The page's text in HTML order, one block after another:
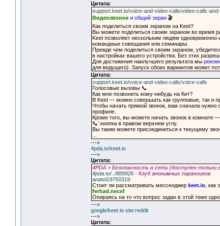
Цитата:
support.keet.io/voice-and-video-calls/video-calls-
Видеозвонки и общий экран 🎬
Как поделиться своим экраном на Keet?
Вы можете поделиться своим экраном во время
Keet позволяет нескольким людям одновременно
командные совещания или семинары.
Прежде чем поделиться своим экраном,
в настройках вашего устройства. Без этих
Для достижения наилучшего результата мы
для ведущего). Запуск обоих вариантов может
Цитата:
support.keet.io/voice-and-video-calls/voice-calls
Голосовые вызовы 📞
Как мне позвонить кому-нибудь на Кит?
В Keet — можно совершать как групповые, так и
Чтобы начать прямой звонок, вам сначала нужно
профиле.
Кроме того, вы можете начать звонок в комнате
📞’ кнопка в правом верхнем углу.
Вы также можете присоединиться к текущему
--->
4pda.to/keet.io
--->
Цитата:
4PDA > Безопасность в сети (доступен только
4pda.to/../889926 - Клуб анонимных параноиков
anatol19750319
Стоит ли рассматривать мессенджер keet.io ,
ferhad.necef
Опираясь на то что вопрос задан в этой теме
--->
google/keet.io site:reddit
--->
Цитата: